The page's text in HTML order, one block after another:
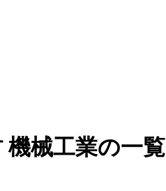
機械工業の一覧